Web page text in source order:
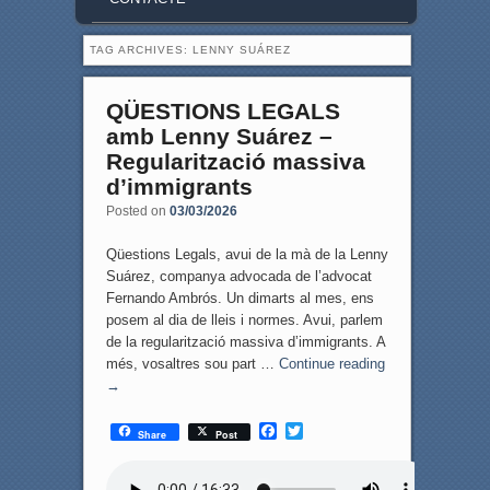
TAG ARCHIVES: LENNY SUÁREZ
QÜESTIONS LEGALS
amb Lenny Suárez –
Regularització massiva
d’immigrants
Posted on 03/03/2026
Qüestions Legals, avui de la mà de la Lenny
Suárez, companya advocada de l’advocat
Fernando Ambrós. Un dimarts al mes, ens
posem al dia de lleis i normes. Avui, parlem
de la regularització massiva d’immigrants. A
més, vosaltres sou part … Continue reading
→
Share Post
F
T